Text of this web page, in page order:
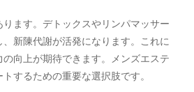
ます。デトックスやリンパマッサー
新陳代謝が活発になります。これに
向上が期待できます。メンズエステ
するための重要な選択肢です。